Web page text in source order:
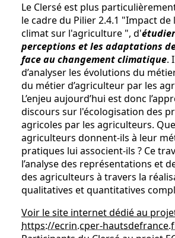
Le Clersé est plus
le cadre du Pilier 2.4.1 "Impact
climat sur l'agriculture ", d'
perceptions et les adaptations
face au changement climatique.
d’analyser les évolutions du
du métier d’agriculteur par les
L’enjeu aujourd’hui est donc
discours sur l'écologisation des
agricoles par les agriculteurs.
agriculteurs donnent-ils à leur
pratiques lui associent-ils ? Ce
l’analyse des représentations et
des agriculteurs à travers la
qualitatives et quantitatives
Voir le site internet dédié au
https://ecrin.cper-